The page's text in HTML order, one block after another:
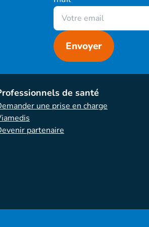
à l'adhésion du
du départ du salarié
de votre conseiller car
couverture à titre
de santé
une prise en charge
partenaire